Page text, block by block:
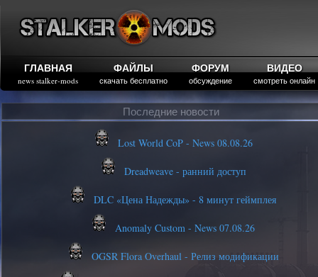
ГЛАВНАЯ
news stalker-mods
ФАЙЛЫ
скачать бесплатно
ФОРУМ
обсуждение
ВИДЕО
смотреть онлайн
Последние новости
Lost World CoP - News 08.08.26
Dreadweave - ранний доступ
DLC «Цена Надежды» - 8 минут геймплея
Anomaly Custom - News 07.08.26
OGSR Flora Overhaul - Релиз модификации